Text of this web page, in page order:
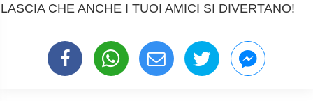
LASCIA CHE ANCHE I TUOI AMICI SI DIVERTANO!